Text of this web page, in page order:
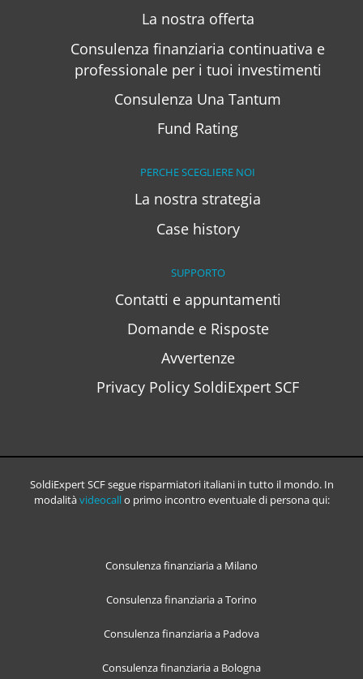
La nostra offerta
Consulenza finanziaria continuativa e
professionale per i tuoi investimenti
Consulenza Una Tantum
Fund Rating
PERCHE SCEGLIERE NOI
La nostra strategia
Case history
SUPPORTO
Contatti e appuntamenti
Domande e Risposte
Avvertenze
Privacy Policy SoldiExpert SCF
SoldiExpert SCF segue risparmiatori italiani in tutto il mondo. In
modalitàvideocallo primo incontro eventuale di persona qui:
Consulenza finanziaria a Milano
Consulenza finanziaria a Torino
Consulenza finanziaria a Padova
Consulenza finanziaria a Bologna